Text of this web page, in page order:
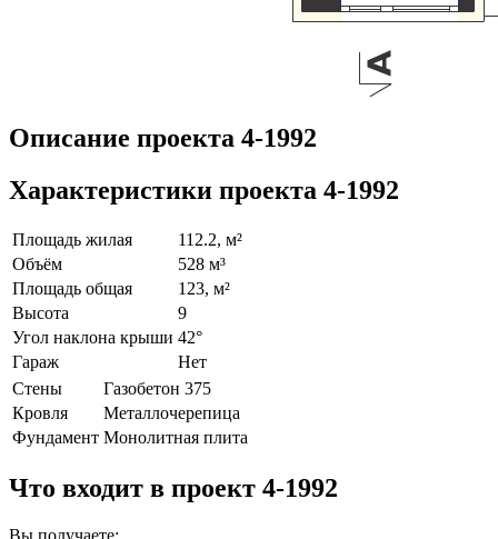
Описание проекта 4-1992
Характеристики проекта 4-1992
Площадь жилая
112.2, м²
Объём
528 м³
Площадь общая
123, м²
Высота
9
Угол наклона крыши 42°
Гараж
Нет
Стены
Газобетон 375
Кровля
Металлочерепица
Фундамент Монолитная плита
Что входит в проект 4-1992